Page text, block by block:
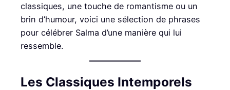
classiques, une touche de romantisme ou un
brin d’humour, voici une sélection de phrases
pour célébrer Salma d’une manière qui lui
ressemble.
Les Classiques Intemporels